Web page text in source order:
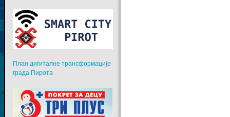
План дигиталне трансформације
града Пирота